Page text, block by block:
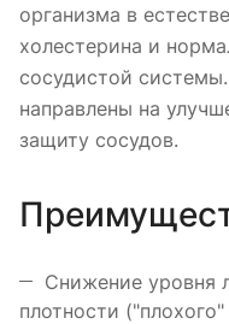
организма в
холестерина и
сосудистой
направлены на
защиту сосудов.
Снижение уровня
плотности